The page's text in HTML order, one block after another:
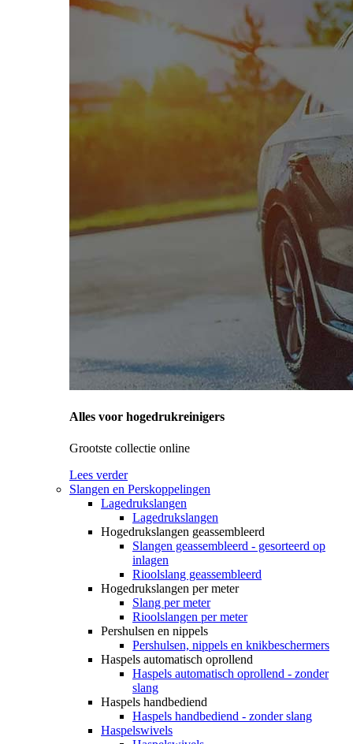
Alles voor hogedrukreinigers
Grootste collectie online
Lees verder
Slangen en Perskoppelingen
Lagedrukslangen
Lagedrukslangen
Hogedrukslangen geassembleerd
Slangen geassembleerd - gesorteerd op
inlagen
Rioolslang geassembleerd
Hogedrukslangen per meter
Slang per meter
Rioolslangen per meter
Pershulsen en nippels
Pershulsen, nippels en knikbeschermers
Haspels automatisch oprollend
Haspels automatisch oprollend - zonder
slang
Haspels handbediend
Haspels handbediend - zonder slang
Haspelswivels